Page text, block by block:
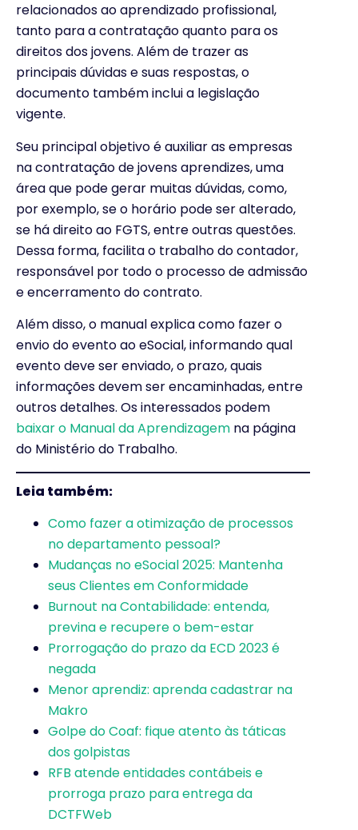
relacionados ao aprendizado profissional,
tanto para a contratação quanto para os
direitos dos jovens. Além de trazer as
principais dúvidas e suas respostas, o
documento também inclui a legislação
vigente.
Seu principal objetivo é auxiliar as empresas
na contratação de jovens aprendizes, uma
área que pode gerar muitas dúvidas, como,
por exemplo, se o horário pode ser alterado,
se há direito ao FGTS, entre outras questões.
Dessa forma, facilita o trabalho do contador,
responsável por todo o processo de admissão
e encerramento do contrato.
Além disso, o manual explica como fazer o
envio do evento ao eSocial, informando qual
evento deve ser enviado, o prazo, quais
informações devem ser encaminhadas, entre
outros detalhes. Os interessados podem
baixar o Manual da Aprendizagem na página
do Ministério do Trabalho.
Leia também:
Como fazer a otimização de processos
no departamento pessoal?
Mudanças no eSocial 2025: Mantenha
seus Clientes em Conformidade
Burnout na Contabilidade: entenda,
previna e recupere o bem-estar
Prorrogação do prazo da ECD 2023 é
negada
Menor aprendiz: aprenda cadastrar na
Makro
Golpe do Coaf: fique atento às táticas
dos golpistas
RFB atende entidades contábeis e
prorroga prazo para entrega da
DCTFWeb